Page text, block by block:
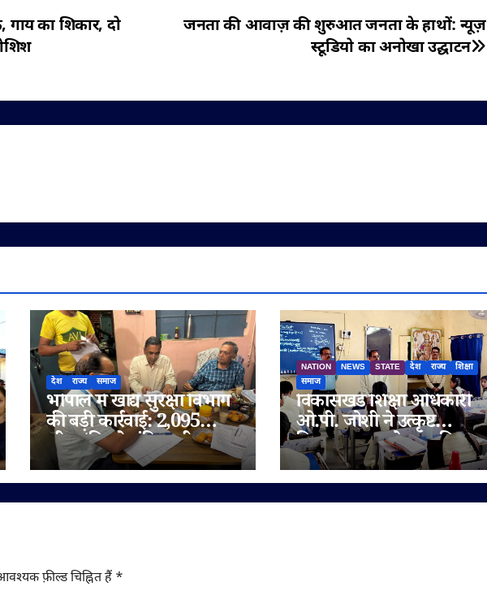
जनता की आवाज़ की शुरुआत जनता के हाथों: न्यूज़
स्टूडियो का अनोखा उद्घाटन
का शिकार, दो
देश राज्य समाज
भोपाल में खाद्य सुरक्षा विभाग
की बड़ी कार्रवाई: 2,095
लीटर/किलो संदिग्ध घी जब्त,
सप्लाई चेन भी जांच के दायरे
में
NATION NEWS STATE देश राज्य
शिक्षा
समाज
विकासखंड शिक्षा अधिकारी
ओ.पी. जोशी ने उत्कृष्ट
विद्यालय जुन्नारदेव का किया
निरीक्षण, बोर्ड परीक्षार्थियों को
दिए सफलता के मंत्र
फ़ील्ड चिह्नित हैं *